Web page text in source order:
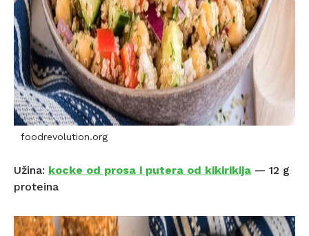
foodrevolution.org
Užina: kocke od prosa i putera od kikirikija — 12 g
proteina